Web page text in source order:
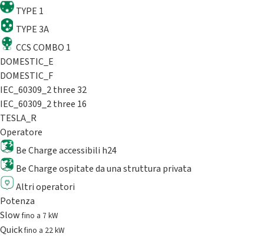
TYPE 1
TYPE 3A
CCS COMBO 1
DOMESTIC_E
DOMESTIC_F
IEC_60309_2 three 32
IEC_60309_2 three 16
TESLA_R
Operatore
Be Charge accessibili h24
Be Charge ospitate da una struttura privata
Altri operatori
Potenza
Slowfino a 7 kW
Quickfino a 22 kW